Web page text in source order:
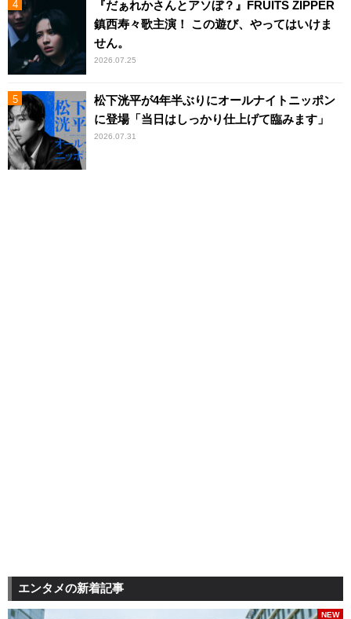
『だぁれかさんとアソぼ？』FRUITS ZIPPER
鎮西寿々歌主演！ この遊び、やってはいけま
せん。
2026.07.25
松下洸平が4年半ぶりにオールナイトニッポン
に登場「当日はしっかり仕上げて臨みます」
2026.07.31
エンタメの新着記事
NEW